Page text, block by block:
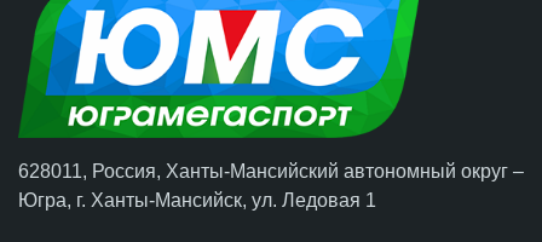
628011, Россия, Ханты-Мансийский автономный округ –
Югра, г. Ханты-Мансийск, ул. Ледовая 1